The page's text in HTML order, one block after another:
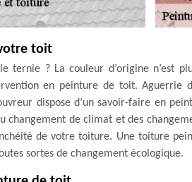
toit
ternie ? La couleur d’origine n’est
en peinture de toit. Aguerrie
dispose d’un savoir-faire en
changement de climat et des
de votre toiture. Une toiture
sortes de changement écologique.